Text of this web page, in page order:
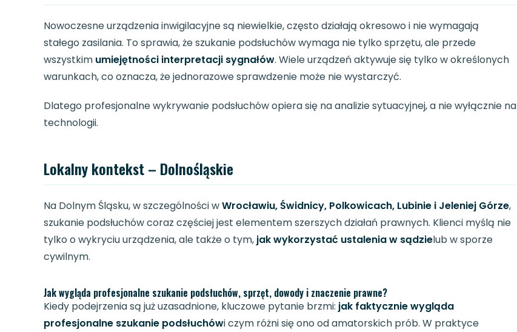
Nowoczesne urządzenia inwigilacyjne są niewielkie, często działają okresowo i nie wymagają
stałego zasilania. To sprawia, że szukanie podsłuchów wymaga nie tylko sprzętu, ale przede
wszystkim umiejętności interpretacji sygnałów. Wiele urządzeń aktywuje się tylko w określonych
warunkach, co oznacza, że jednorazowe sprawdzenie może nie wystarczyć.
Dlatego profesjonalne wykrywanie podsłuchów opiera się na analizie sytuacyjnej, a nie wyłącznie na
technologii.
Lokalny kontekst – Dolnośląskie
Na Dolnym Śląsku, w szczególności wWrocławiu, Świdnicy, Polkowicach, Lubinie i Jeleniej Górze,
szukanie podsłuchów coraz częściej jest elementem szerszych działań prawnych. Klienci myślą nie
tylko o wykryciu urządzenia, ale także o tym, jak wykorzystać ustalenia w sądzielub w sporze
cywilnym.
Jak wygląda profesjonalne szukanie podsłuchów, sprzęt, dowody i znaczenie prawne?
Kiedy podejrzenia są już uzasadnione, kluczowe pytanie brzmi: jak faktycznie wygląda
profesjonalne szukanie podsłuchówi czym różni się ono od amatorskich prób. W praktyce